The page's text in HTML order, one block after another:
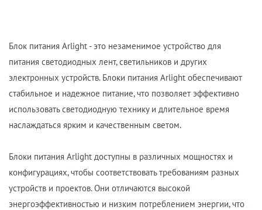
Блок питания Arlight - это незаменимое устройство для
питания светодиодных лент, светильников и других
электронных устройств. Блоки питания Arlight обеспечивают
стабильное и надежное питание, что позволяет эффективно
использовать светодиодную технику и длительное время
наслаждаться ярким и качественным светом.
Блоки питания Arlight доступны в различных мощностях и
конфигурациях, чтобы соответствовать требованиям разных
устройств и проектов. Они отличаются высокой
энергоэффективностью и низким потреблением энергии, что